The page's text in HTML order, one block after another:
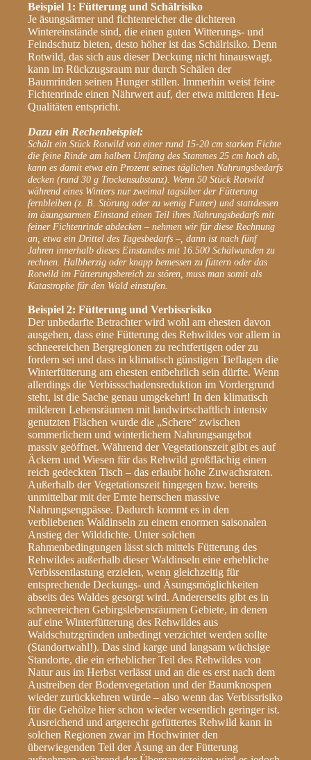
Beispiel 1: Fütterung und Schälrisiko
Je äsungsärmer und fichtenreicher die dichteren
Wintereinstände sind, die einen guten Witterungs- und
Feindschutz bieten, desto höher ist das Schälrisiko. Denn
Rotwild, das sich aus dieser Deckung nicht hinauswagt,
kann im Rückzugsraum nur durch Schälen der
Baumrinden seinen Hunger stillen. Immerhin weist feine
Fichtenrinde einen Nährwert auf, der etwa mittleren Heu-
Qualitäten entspricht.
Dazu ein Rechenbeispiel:
Schält ein Stück Rotwild von einer rund 15-20 cm starken Fichte
die feine Rinde am halben Umfang des Stammes 25 cm hoch ab,
kann es damit etwa ein Prozent seines täglichen Nahrungsbedarfs
decken (rund 30 g Trockensubstanz). Wenn 50 Stück Rotwild
während eines Winters nur zweimal tagsüber der Fütterung
fernbleiben (z. B. Störung oder zu wenig Futter) und stattdessen
im äsungsarmen Einstand einen Teil ihres Nahrungsbedarfs mit
feiner Fichtenrinde abdecken – nehmen wir für diese Rechnung
an, etwa ein Drittel des Tagesbedarfs –, dann ist nach fünf
Jahren innerhalb dieses Einstandes mit 16.500 Schälwunden zu
rechnen. Halbherzig oder knapp bemessen zu füttern oder das
Rotwild im Fütterungsbereich zu stören, muss man somit als
Katastrophe für den Wald einstufen.
Beispiel 2: Fütterung und Verbissrisiko
Der unbedarfte Betrachter wird wohl am ehesten davon
ausgehen, dass eine Fütterung des Rehwildes vor allem in
schneereichen Bergregionen zu rechtfertigen oder zu
fordern sei und dass in klimatisch günstigen Tieflagen die
Winterfütterung am ehesten entbehrlich sein dürfte. Wenn
allerdings die Verbissschadensreduktion im Vordergrund
steht, ist die Sache genau umgekehrt! In den klimatisch
milderen Lebensräumen mit landwirtschaftlich intensiv
genutzten Flächen wurde die „Schere“ zwischen
sommerlichem und winterlichem Nahrungsangebot
massiv geöffnet. Während der Vegetationszeit gibt es auf
Äckern und Wiesen für das Rehwild großflächig einen
reich gedeckten Tisch – das erlaubt hohe Zuwachsraten.
Außerhalb der Vegetationszeit hingegen bzw. bereits
unmittelbar mit der Ernte herrschen massive
Nahrungsengpässe. Dadurch kommt es in den
verbliebenen Waldinseln zu einem enormen saisonalen
Anstieg der Wilddichte. Unter solchen
Rahmenbedingungen lässt sich mittels Fütterung des
Rehwildes außerhalb dieser Waldinseln eine erhebliche
Verbissentlastung erzielen, wenn gleichzeitig für
entsprechende Deckungs- und Äsungsmöglichkeiten
abseits des Waldes gesorgt wird. Andererseits gibt es in
schneereichen Gebirgslebensräumen Gebiete, in denen
auf eine Winterfütterung des Rehwildes aus
Waldschutzgründen unbedingt verzichtet werden sollte
(Standortwahl!). Das sind karge und langsam wüchsige
Standorte, die ein erheblicher Teil des Rehwildes von
Natur aus im Herbst verlässt und an die es erst nach dem
Austreiben der Bodenvegetation und der Baumknospen
wieder zurückkehren würde – also wenn das Verbissrisiko
für die Gehölze hier schon wieder wesentlich geringer ist.
Ausreichend und artgerecht gefüttertes Rehwild kann in
solchen Regionen zwar im Hochwinter den
überwiegenden Teil der Äsung an der Fütterung